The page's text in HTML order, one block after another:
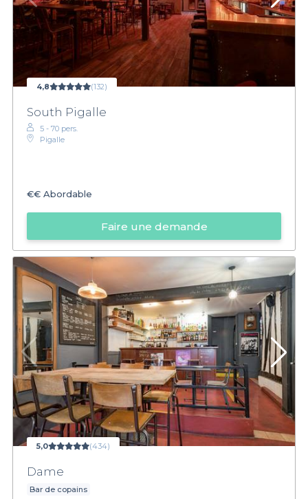
4,8 (132)
South Pigalle
5 - 70 pers.
Pigalle
€€ Abordable
Faire une demande
5,0 (434)
Dame
Bar de copains